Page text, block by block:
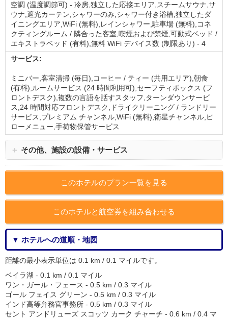
空調 (温度調節可) - 冷房,独立した応接エリア,スチームサウナ,サ
ウナ,遮光カーテン,シャワーのみ,シャワー付き浴槽,独立したダ
イニングエリア,WiFi (無料),レインシャワー,駐車場 (無料),コネ
クティングルーム / 隣合った客室,喫煙および禁煙,可動式ベッド /
エキストラベッド (有料),無料 WiFi デバイス数 (制限あり) - 4
サービス:
ミニバー,客室清掃 (毎日),コーヒー / ティー (共用エリア),朝食
(有料),ルームサービス (24 時間利用可),セーフティボックス (フ
ロントデスク),複数の言語を話すスタッフ,ターンダウンサービ
ス,24 時間対応フロントデスク,ドライクリーニング / ランドリー
サービス,プレミアム チャンネル,WiFi (無料),衛星チャンネル,ピ
ローメニュー,手荷物保管サービス
＋ その他、施設の設備・サービス
このホテルのプラン一覧を見る
このホテルと航空券を組み合わせる
▼ ホテルへの道順・地図
距離の最小表示単位は 0.1 km / 0.1 マイルです。
ベイラ湖 - 0.1 km / 0.1 マイル
ワン・ガール・フェース - 0.5 km / 0.3 マイル
ゴール フェイス グリーン - 0.5 km / 0.3 マイル
インド高等弁務官事務所 - 0.5 km / 0.3 マイル
セント アンドリューズ スコッツ カーク チャーチ - 0.6 km / 0.4 マ